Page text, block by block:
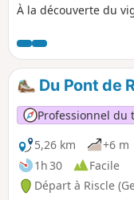
À la découverte du
Du Pont de
Professionnel du
5,26 km
+6 m
1h 30
Facile
Départ à Riscle